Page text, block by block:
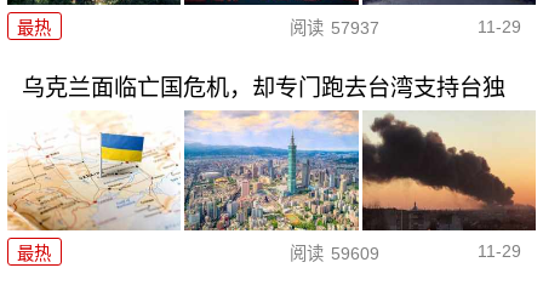
最热 阅读 57937 11-29
乌克兰面临亡国危机，却专门跑去台湾支持台独
最热 阅读 59609 11-29